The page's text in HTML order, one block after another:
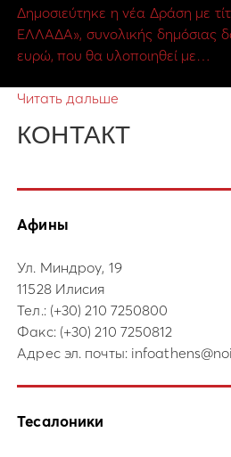
Δημοσιεύτηκε η νέα Δράση με
ΕΛΛΑΔΑ», συνολικής δημόσιας
ευρώ, που θα υλοποιηθεί με…
Читать дальше
КОНТАКТ
Афины
Ул. Миндроу, 19
11528 Илисия
Тел.: (+30) 210 7250800
Факс: (+30) 210 7250812
Адрес эл. почты:
Тесалоники